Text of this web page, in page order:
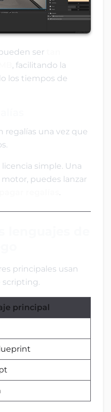
ser
, facilitando la
los tiempos de
regalías una vez que
simple. Una
puedes lanzar
.
principales usan
scripting.
principal